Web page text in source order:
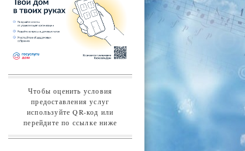
Чтобы оценить условия
предоставления услуг
используйте QR-код или
перейдите по ссылке ниже